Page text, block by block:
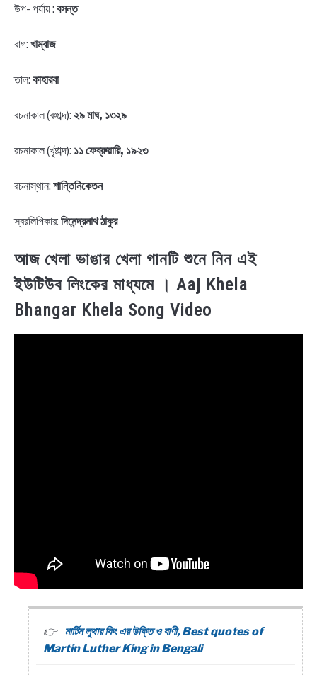
উপ- পর্যায় : বসন্ত
রাগ: খাম্বাজ
তাল: কাহারবা
রচনাকাল (বঙ্গাব্দ): ২৯ মাঘ, ১৩২৯
রচনাকাল (খৃষ্টাব্দ): ১১ ফেব্রুয়ারি, ১৯২৩
রচনাস্থান: শান্তিনিকেতন
স্বরলিপিকার: দিনেন্দ্রনাথ ঠাকুর
আজ খেলা ভাঙার খেলা গানটি শুনে নিন এই
ইউটিউব লিংকের মাধ্যমে । Aaj Khela
Bhangar Khela Song Video
মার্টিন লুথার কিং এর উক্তি ও বাণী, Best quotes of
Martin Luther King in Bengali